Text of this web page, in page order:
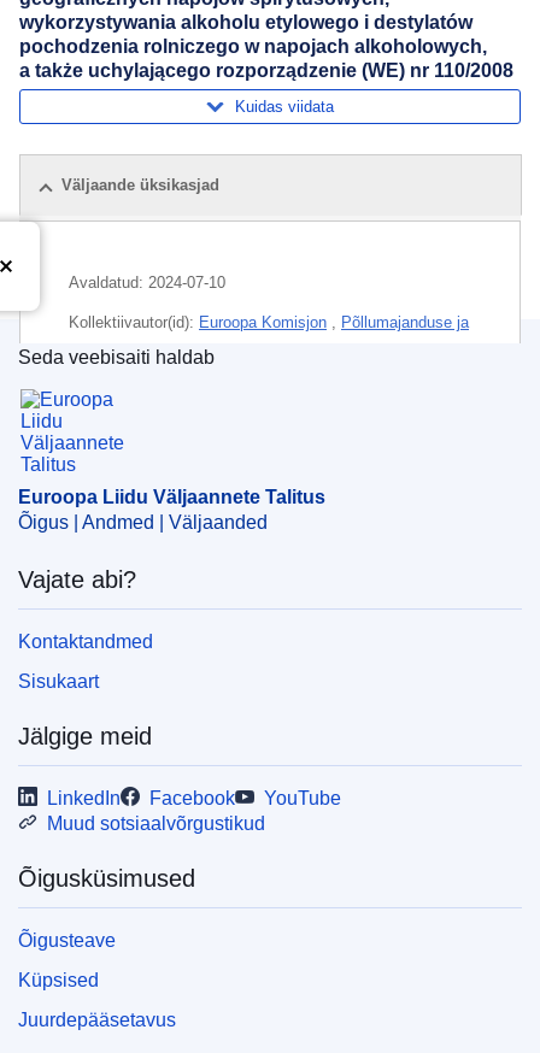
wykorzystywania alkoholu etylowego i destylatów
pochodzenia rolniczego w napojach alkoholowych,
a także uchylającego rozporządzenie (WE) nr 110/2008
Kuidas viidata
Väljaande üksikasjad
Avaldatud: 2024-07-10
Kollektiivautor(id): Euroopa Komisjon , Põllumajanduse ja
maaelu arengu peadirektoraat
Teema:
põllumajandustoodete kvaliteedikontroll
tarbijateave
CELEX : 52024XC04419
OJ : C_202404419
pdfa2a
Euroopa Liidu Väljaannete Talitus
Seda veebisaiti haldab
Euroopa Liidu Väljaannete Talitus
Õigus | Andmed | Väljaanded
Vajate abi?
Kontaktandmed
Sisukaart
Jälgige meid
LinkedIn Facebook
YouTube
Muud sotsiaalvõrgustikud
Õigusküsimused
Õigusteave
Küpsised
Juurdepääsetavus